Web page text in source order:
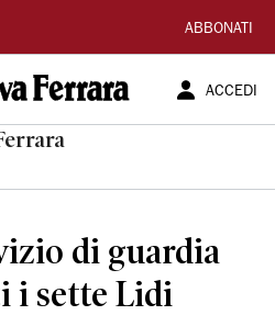
ABBONATI
ACCEDI
di guardia
i sette Lidi